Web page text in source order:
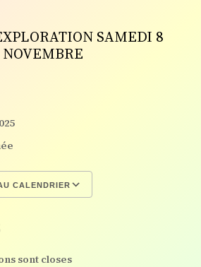
SAMEDI 8
NOVEMBRE
CALENDRIER
sont closes